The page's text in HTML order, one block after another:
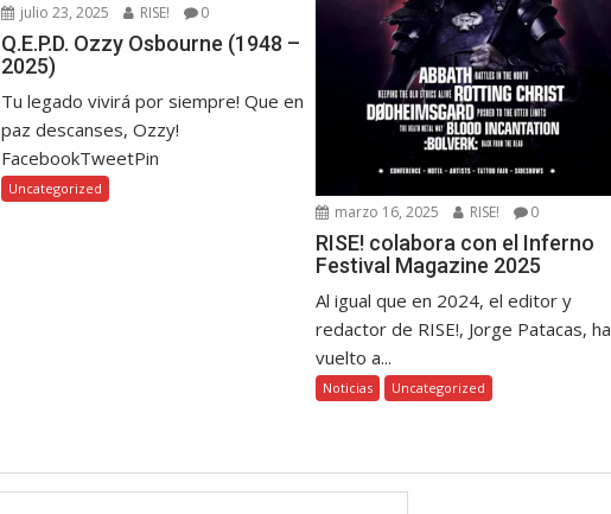
julio 23, 2025 RISE! 0
Q.E.P.D. Ozzy Osbourne (1948 –
2025)
Tu legado vivirá por siempre! Que en
paz descanses, Ozzy!
FacebookTweetPin
Uncategorized
marzo 16, 2025 RISE! 0
RISE! colabora con el Inferno
Festival Magazine 2025
Al igual que en 2024, el editor y
redactor de RISE!, Jorge Patacas, ha
vuelto a...
Noticias Uncategorized